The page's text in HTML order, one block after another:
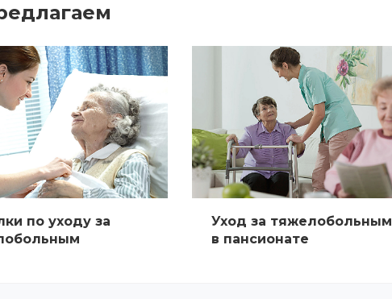
по уходу за
Уход за тяжелобольным
в пансионате